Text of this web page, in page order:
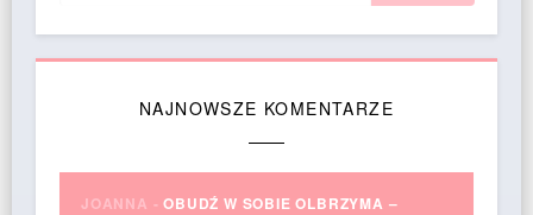
NAJNOWSZE KOMENTARZE
JOANNA -OBUDŹ W SOBIE OLBRZYMA –